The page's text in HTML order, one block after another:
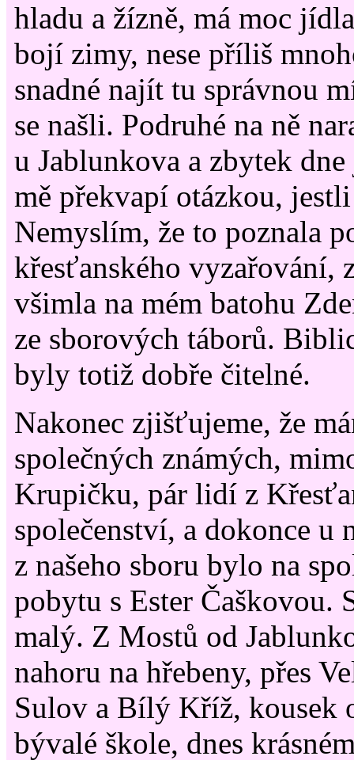
hladu a žízně, má moc
bojí zimy, nese příliš
snadné najít tu správnou
se našli. Podruhé na ně
u Jablunkova a zbytek
mě překvapí otázkou,
Nemyslím, že to poznala
křesťanského vyzařování,
všimla na mém batohu
ze sborových táborů.
byly totiž dobře čitelné.
Nakonec zjišťujeme, že
společných známých,
Krupičku, pár lidí z
společenství, a dokonce
z našeho sboru bylo na
pobytu s Ester Čaškovou.
malý. Z Mostů od
nahoru na hřebeny, přes
Sulov a Bílý Kříž, kousek
bývalé škole, dnes